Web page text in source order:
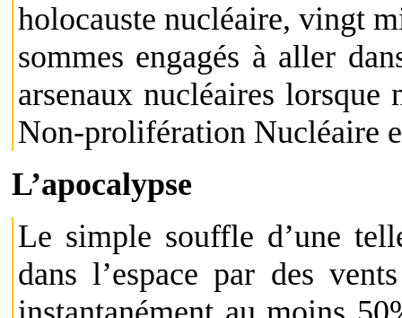
holocauste nucléaire, vingt
sommes engagés à aller
arsenaux nucléaires lorsque
Non-prolifération Nucléaire
L’apocalypse
Le simple souffle d’une
dans l’espace par des